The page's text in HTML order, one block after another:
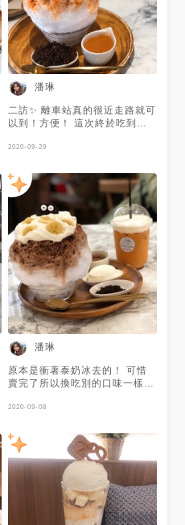
潘琳
二訪✨ 離車站真的很近走路就可
以到！方便！ 這次終於吃到泰
的可惜賣完～ 你🏠隔壁真的吃
2020-09-29
潘琳
原本是衝著泰奶冰去的！ 可惜
賣完了所以換吃別的口味一樣很
2020-09-08